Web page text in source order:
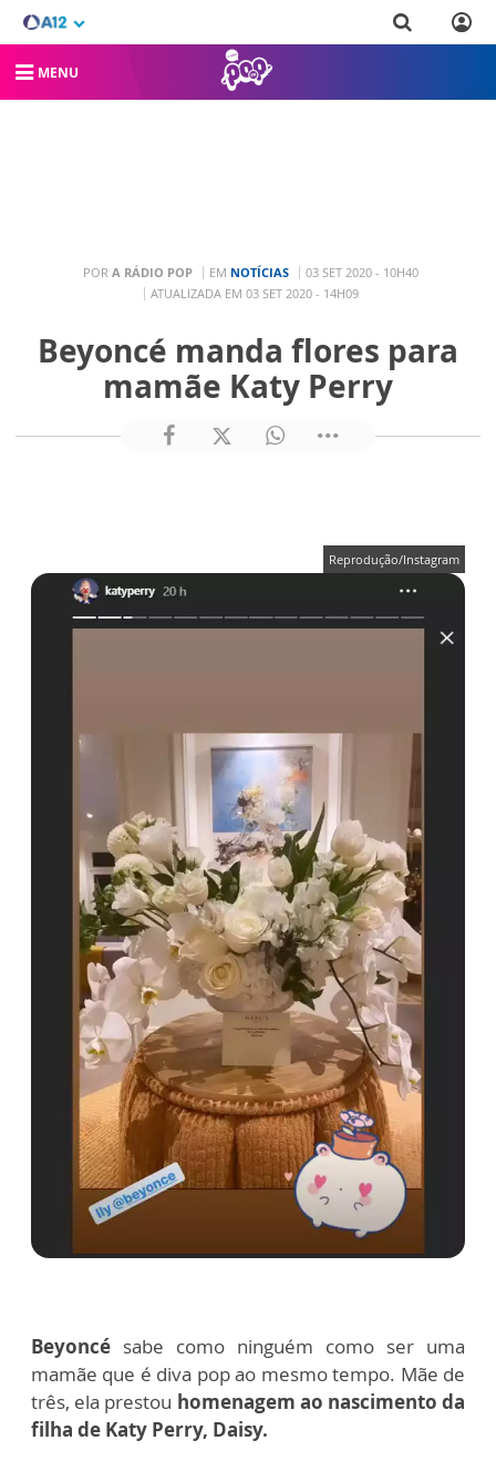
MENU
POR A RÁDIO POP EM NOTÍCIAS
03 SET 2020 - 10H40
ATUALIZADA EM 03 SET 2020 - 14H09
Beyoncé manda flores para
mamãe Katy Perry
Reprodução/Instagram
Beyoncé sabe como ninguém como ser uma
mamãe que é diva pop ao mesmo tempo. Mãe de
três, ela prestou homenagem ao nascimento da
filha de Katy Perry, Daisy.